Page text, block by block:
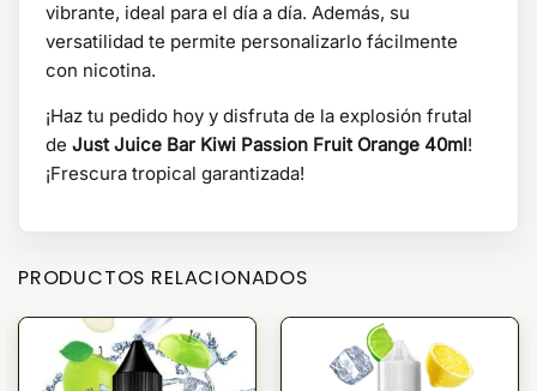
vibrante, ideal para el día a día. Además, su
versatilidad te permite personalizarlo fácilmente
con nicotina.
¡Haz tu pedido hoy y disfruta de la explosión frutal
de Just Juice Bar Kiwi Passion Fruit Orange 40ml!
¡Frescura tropical garantizada!
PRODUCTOS RELACIONADOS